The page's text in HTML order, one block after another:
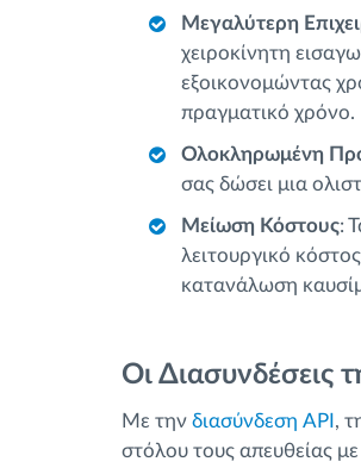
Μεγαλύτερη
χειροκίνητη
εξοικονομώντας
πραγματικό χρόνο.
Ολοκληρωμένη
σας δώσει μια
Μείωση Κόστους:
λειτουργικό
κατανάλωση
Οι Διασυνδέσεις
Με την διασύνδεση API ,
στόλου τους απευθείας